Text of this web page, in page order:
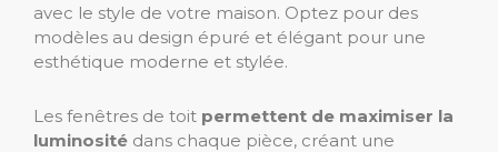
avec le style de votre maison. Optez pour des
modèles au design épuré et élégant pour une
esthétique moderne et stylée.
Les fenêtres de toit permettent de maximiser la
luminosité dans chaque pièce, créant une